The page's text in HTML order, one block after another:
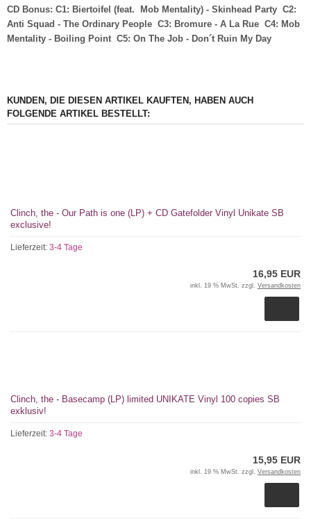
CD Bonus: C1: Biertoifel (feat. Mob Mentality) - Skinhead Party C2:
Anti Squad - The Ordinary People C3: Bromure - A La Rue C4: Mob
Mentality - Boiling Point C5: On The Job - Don´t Ruin My Day
KUNDEN, DIE DIESEN ARTIKEL KAUFTEN, HABEN AUCH
FOLGENDE ARTIKEL BESTELLT:
Clinch, the - Our Path is one (LP) + CD Gatefolder Vinyl Unikate SB
exclusive!
Lieferzeit: 3-4 Tage
16,95 EUR
inkl. 19 % MwSt. zzgl. Versandkosten
Clinch, the - Basecamp (LP) limited UNIKATE Vinyl 100 copies SB
exklusiv!
Lieferzeit: 3-4 Tage
15,95 EUR
inkl. 19 % MwSt. zzgl. Versandkosten